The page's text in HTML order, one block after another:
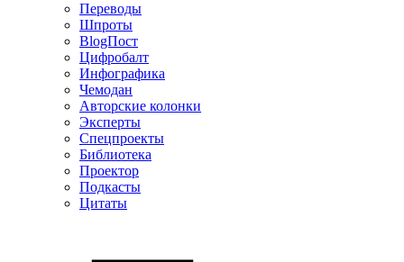
Переводы
Шпроты
BlogПост
Цифробалт
Инфографика
Чемодан
Авторские колонки
Эксперты
Спецпроекты
Библиотека
Проектор
Подкасты
Цитаты